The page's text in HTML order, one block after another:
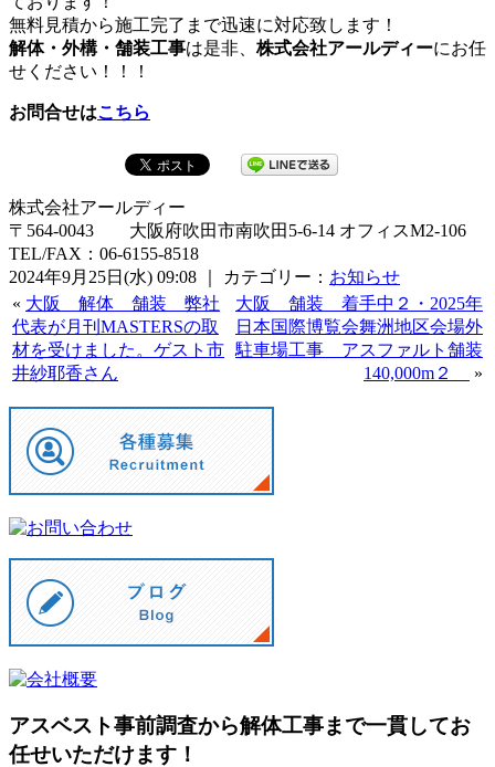
無料見積から施工完了まで迅速に対応致します！
解体・外構・舗装工事は是非、 株式会社アールディーにお任
せください！！！
お問合せはこちら
株式会社アールディー
〒564-0043 大阪府吹田市南吹田5-6-14 オフィスM2-106
TEL/FAX：06-6155-8518
2024年9月25日(水) 09:08 ｜ カテゴリー： お知らせ
« 大阪 解体 舗装 弊社
代表が月刊MASTERSの取
材を受けました。ゲスト市
井紗耶香さん
大阪 舗装 着手中２・2025年
日本国際博覧会舞洲地区会場外
駐車場工事 アスファルト舗装
140,000m２
»
アスベスト事前調査から解体工事まで一貫してお
任せいただけます！